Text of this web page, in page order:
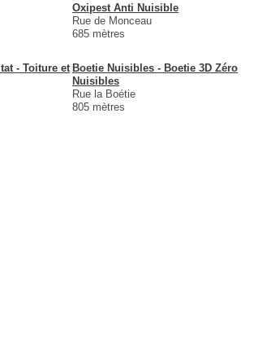
Oxipest Anti Nuisible
Rue de Monceau
685 mètres
- Toiture et Boetie Nuisibles - Boetie 3D Zéro
Nuisibles
Rue la Boétie
805 mètres